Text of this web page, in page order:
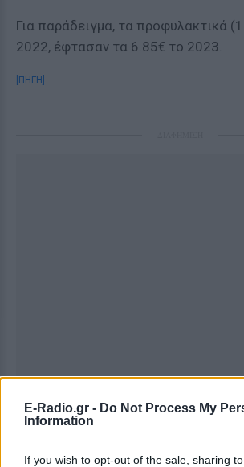
E-Radio.gr - Do Not Process My
Information
If you wish to opt-out of the sale, sharing
Για παράδειγμα, τα προφυλακτικά
2022, έφτασαν τα 6.85€ το 2023.
[ΠΗΓΗ]